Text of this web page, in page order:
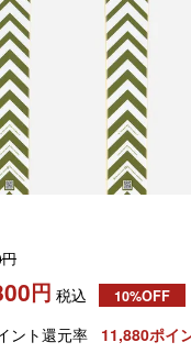
税込 10%OFF
ント還元率
11,880